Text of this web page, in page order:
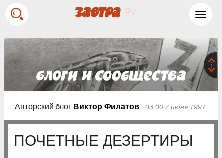
Авторский блог Виктор Филатов 03:00 2 июня 1997
ПОЧЕТНЫЕ ДЕЗЕРТИРЫ